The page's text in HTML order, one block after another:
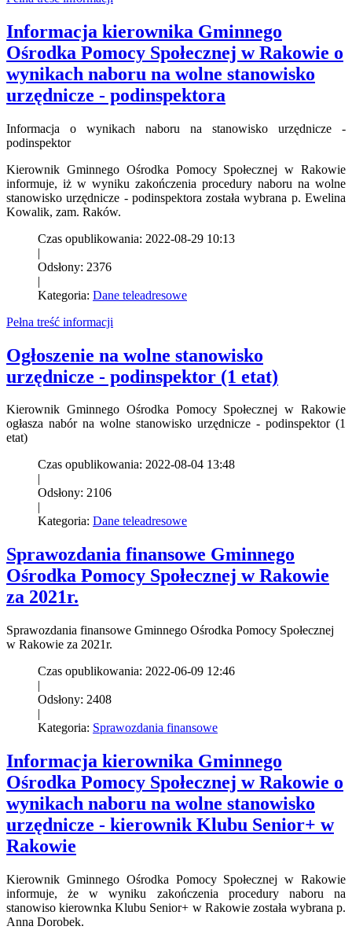
Informacja kierownika Gminnego
Ośrodka Pomocy Społecznej w Rakowie o
wynikach naboru na wolne stanowisko
urzędnicze - podinspektora
Informacja o wynikach naboru na stanowisko urzędnicze -
podinspektor
Kierownik Gminnego Ośrodka Pomocy Społecznej w Rakowie
informuje, iż w wyniku zakończenia procedury naboru na wolne
stanowisko urzędnicze - podinspektora została wybrana p. Ewelina
Kowalik, zam. Raków.
Czas opublikowania: 2022-08-29 10:13
|
Odsłony: 2376
|
Kategoria: Dane teleadresowe
Pełna treść informacji
Ogłoszenie na wolne stanowisko
urzędnicze - podinspektor (1 etat)
Kierownik Gminnego Ośrodka Pomocy Społecznej w Rakowie
ogłasza nabór na wolne stanowisko urzędnicze - podinspektor (1
etat)
Czas opublikowania: 2022-08-04 13:48
Odsłony: 2106
Kategoria: Dane teleadresowe
Sprawozdania finansowe Gminnego
Ośrodka Pomocy Społecznej w Rakowie
za 2021r.
Sprawozdania finansowe Gminnego Ośrodka Pomocy Społecznej
w Rakowie za 2021r.
Czas opublikowania: 2022-06-09 12:46
|
Odsłony: 2408
|
Kategoria: Sprawozdania finansowe
Informacja kierownika Gminnego
Ośrodka Pomocy Społecznej w Rakowie o
wynikach naboru na wolne stanowisko
urzędnicze - kierownik Klubu Senior+ w
Rakowie
Kierownik Gminnego Ośrodka Pomocy Społecznej w Rakowie
informuje, że w wyniku zakończenia procedury naboru na
stanowiso kierownka Klubu Senior+ w Rakowie została wybrana p.
Anna Dorobek.